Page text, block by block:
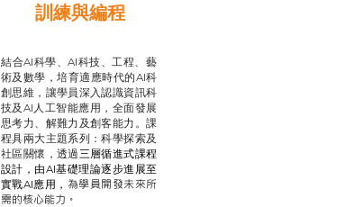
訓練與編程
結合AI科學、AI科技、工程、藝
術及數學，培育適應時代的AI科
創思維，讓學員深入認識資訊科
技及AI人工智能應用，全面發展
思考力、解難力及創客能力。課
程具兩大主題系列：科學探索及
社區關懷，透過 三層循進式課程
設計， 由AI基礎理論逐步進展至
實戰AI應用， 為學員開發未來所
需的核心能力。